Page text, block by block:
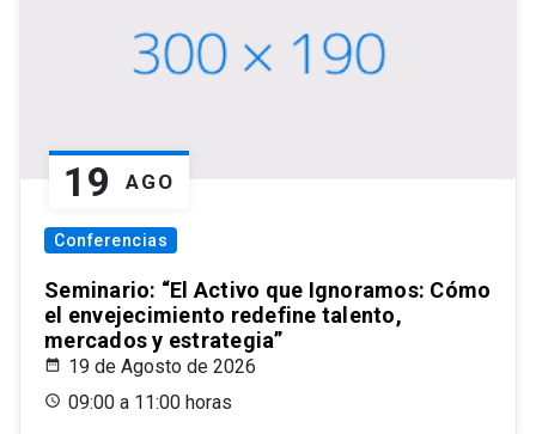
19 AGO
Conferencias
Seminario: “El Activo que Ignoramos: Cómo
el envejecimiento redefine talento,
mercados y estrategia”
19 de Agosto de 2026
09:00 a 11:00 horas